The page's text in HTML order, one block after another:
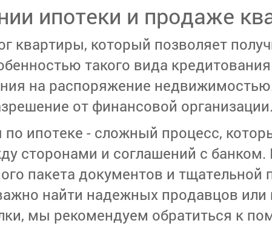
ипотеки и продаже
квартиры, который позволяет
такого вида
на распоряжение
от финансовой организации.
ипотеке - сложный процесс,
сторонами и соглашений с банком.
пакета документов и
найти надежных продавцов
мы рекомендуем обратиться к